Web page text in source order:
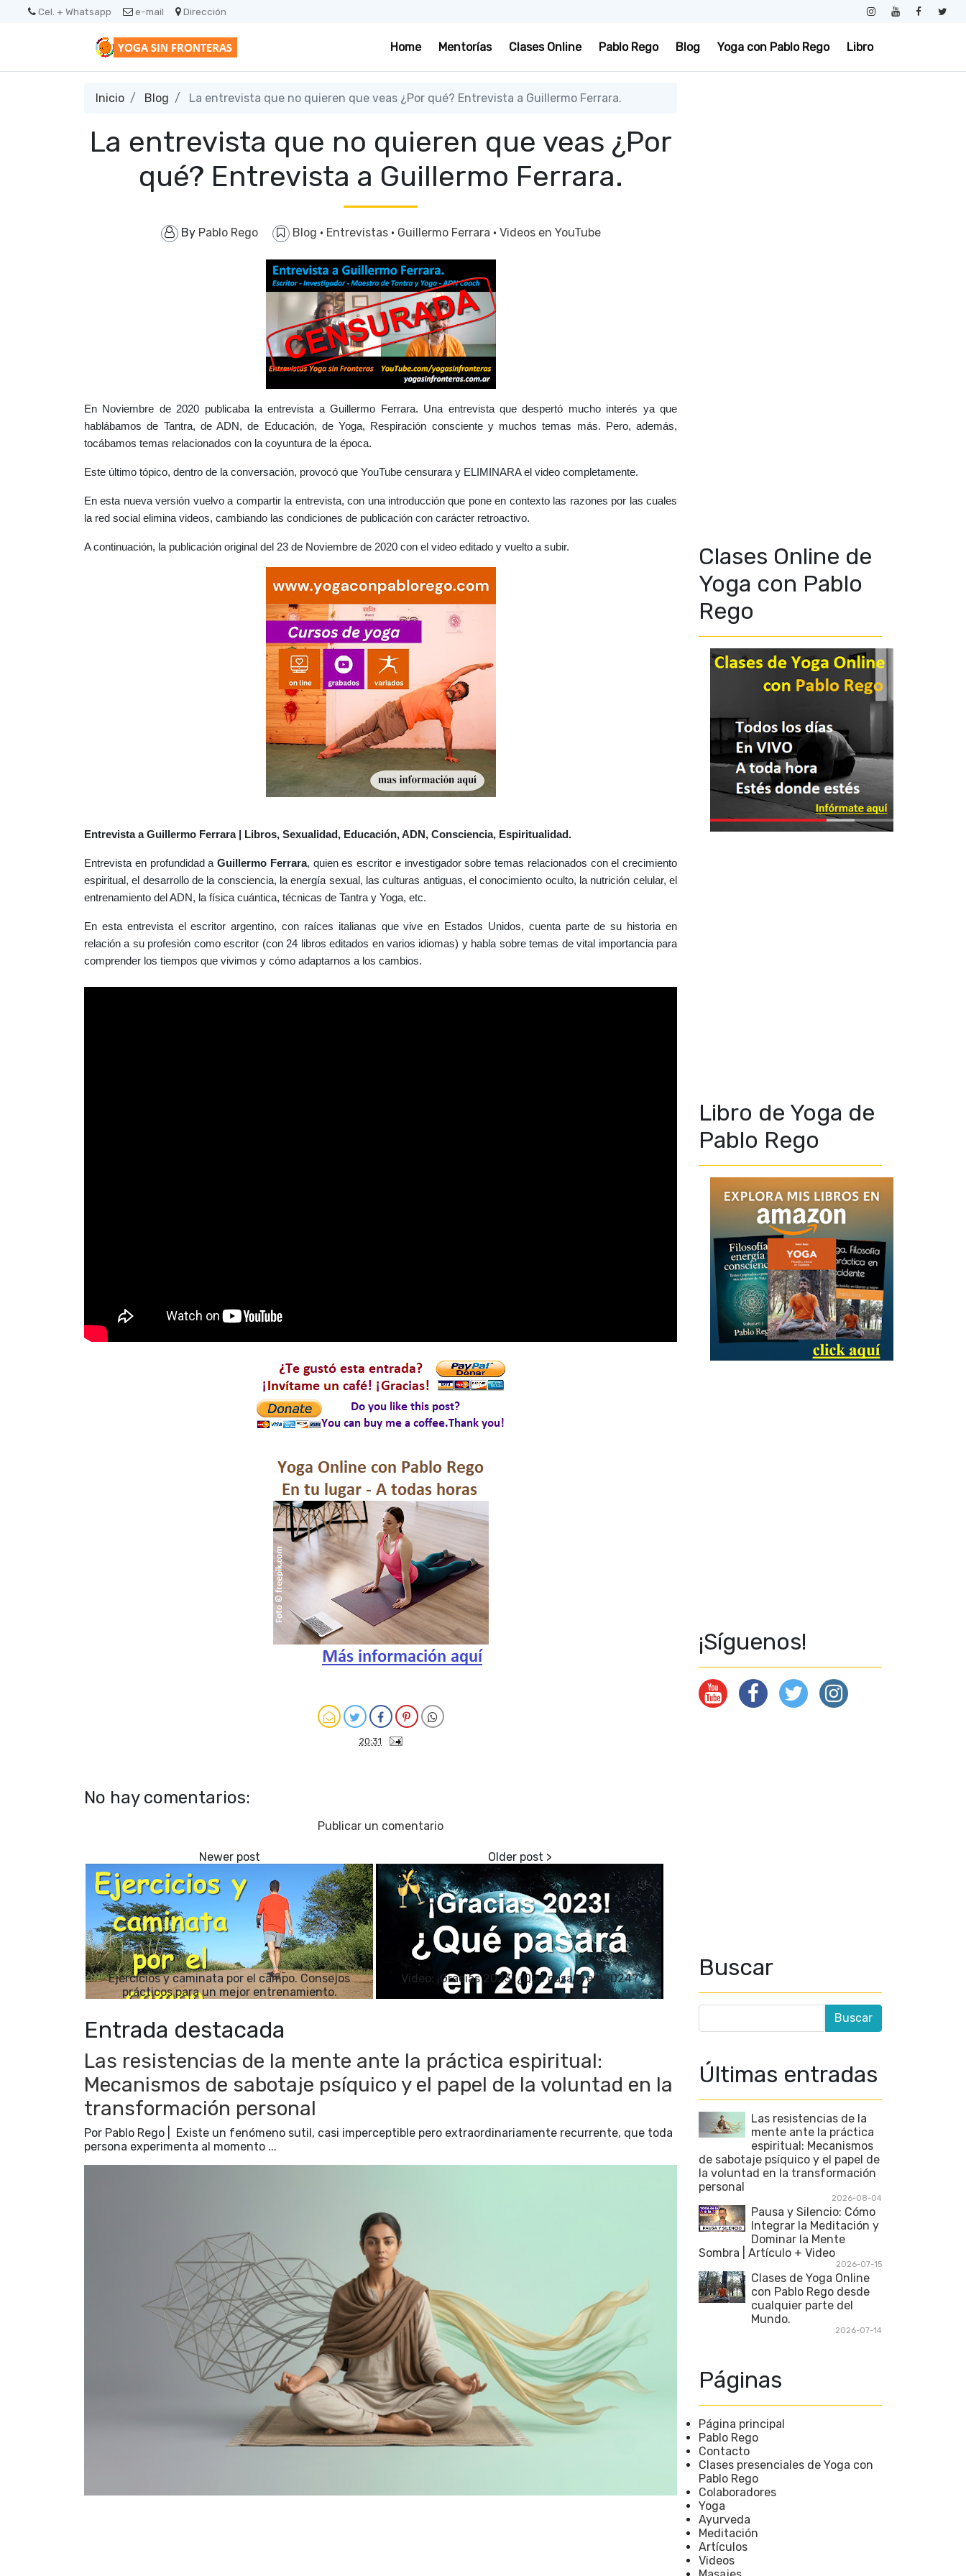
Cel. + Whatsapp e-mail Dirección
Home Mentorías Clases Online Pablo Rego Blog Yoga con Pablo Rego Libro
Inicio Blog La entrevista que no quieren que veas ¿Por qué? Entrevista a Guillermo Ferrara.
La entrevista que no quieren que veas ¿Por
qué? Entrevista a Guillermo Ferrara.
By Pablo Rego Blog · Entrevistas · Guillermo Ferrara · Videos en YouTube
En Noviembre de 2020 publicaba la entrevista a Guillermo Ferrara. Una entrevista que despertó mucho interés ya que
hablábamos de Tantra, de ADN, de Educación, de Yoga, Respiración consciente y muchos temas más. Pero, además,
tocábamos temas relacionados con la coyuntura de la época.
Este último tópico, dentro de la conversación, provocó que YouTube censurara y ELIMINARA el video completamente.
En esta nueva versión vuelvo a compartir la entrevista, con una introducción que pone en contexto las razones por las cuales
la red social elimina videos, cambiando las condiciones de publicación con carácter retroactivo.
A continuación, la publicación original del 23 de Noviembre de 2020 con el video editado y vuelto a subir.
Entrevista a Guillermo Ferrara | Libros, Sexualidad, Educación, ADN, Consciencia, Espiritualidad.
Entrevista en profundidad a Guillermo Ferrara, quien es escritor e investigador sobre temas relacionados con el crecimiento
espiritual, el desarrollo de la consciencia, la energía sexual, las culturas antiguas, el conocimiento oculto, la nutrición celular, el
entrenamiento del ADN, la física cuántica, técnicas de Tantra y Yoga, etc.
En esta entrevista el escritor argentino, con raíces italianas que vive en Estados Unidos, cuenta parte de su historia en
relación a su profesión como escritor (con 24 libros editados en varios idiomas) y habla sobre temas de vital importancia para
comprender los tiempos que vivimos y cómo adaptarnos a los cambios.
20:31
No hay comentarios:
Publicar un comentario
Ejercicios y caminata por el campo. Consejos
prácticos para un mejor entrenamiento.
Video: ¡Gracias 2023! ¿Qué pasará en 2024?
Entrada destacada
Las resistencias de la mente ante la práctica espiritual:
Mecanismos de sabotaje psíquico y el papel de la voluntad en la
transformación personal
Por Pablo Rego | Existe un fenómeno sutil, casi imperceptible pero extraordinariamente recurrente, que toda
persona experimenta al momento ...
Clases Online de
Yoga con Pablo
Rego
Libro de Yoga de
Pablo Rego
¡Síguenos!
Buscar
Últimas entradas
Las resistencias de la
mente ante la práctica
espiritual: Mecanismos
de sabotaje psíquico y el papel de
la voluntad en la transformación
personal
2026-08-04
Pausa y Silencio: Cómo
Integrar la Meditación y
Dominar la Mente
Sombra | Artículo + Video
2026-07-15
Clases de Yoga Online
con Pablo Rego desde
cualquier parte del
Mundo.
2026-07-14
Páginas
Página principal
Pablo Rego
Contacto
Clases presenciales de Yoga con
Pablo Rego
Colaboradores
Yoga
Ayurveda
Meditación
Artículos
Videos